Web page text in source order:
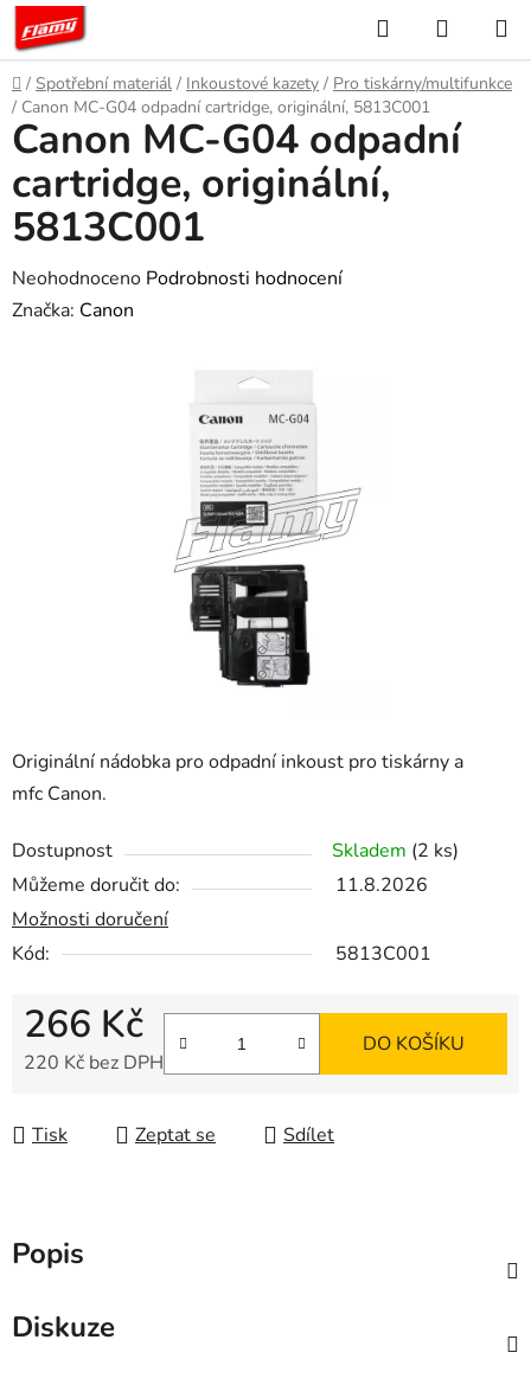
Přejít
obsah
Hledat
KOŠÍK
Domů
/ Spotřební materiál / Inkoustové kazety / Pro tiskárny/multifunkce
/ Canon MC-G04 odpadní cartridge, originální, 5813C001
Originální nádobka pro odpadní inkoust pro tiskárny a
mfc Canon.
Dostupnost Skladem (2 ks)
Můžeme doručit do:
11.8.2026
Možnosti doručení
Kód:
5813C001
266 Kč
220 Kč bez DPH
DO KOŠÍKU
Tisk Zeptat se Sdílet
Canon MC-G04 odpadní
cartridge, originální,
5813C001
Průměrné
hodnocení
Neohodnoceno Podrobnosti hodnocení
Značka: Canon
Popis
Diskuze